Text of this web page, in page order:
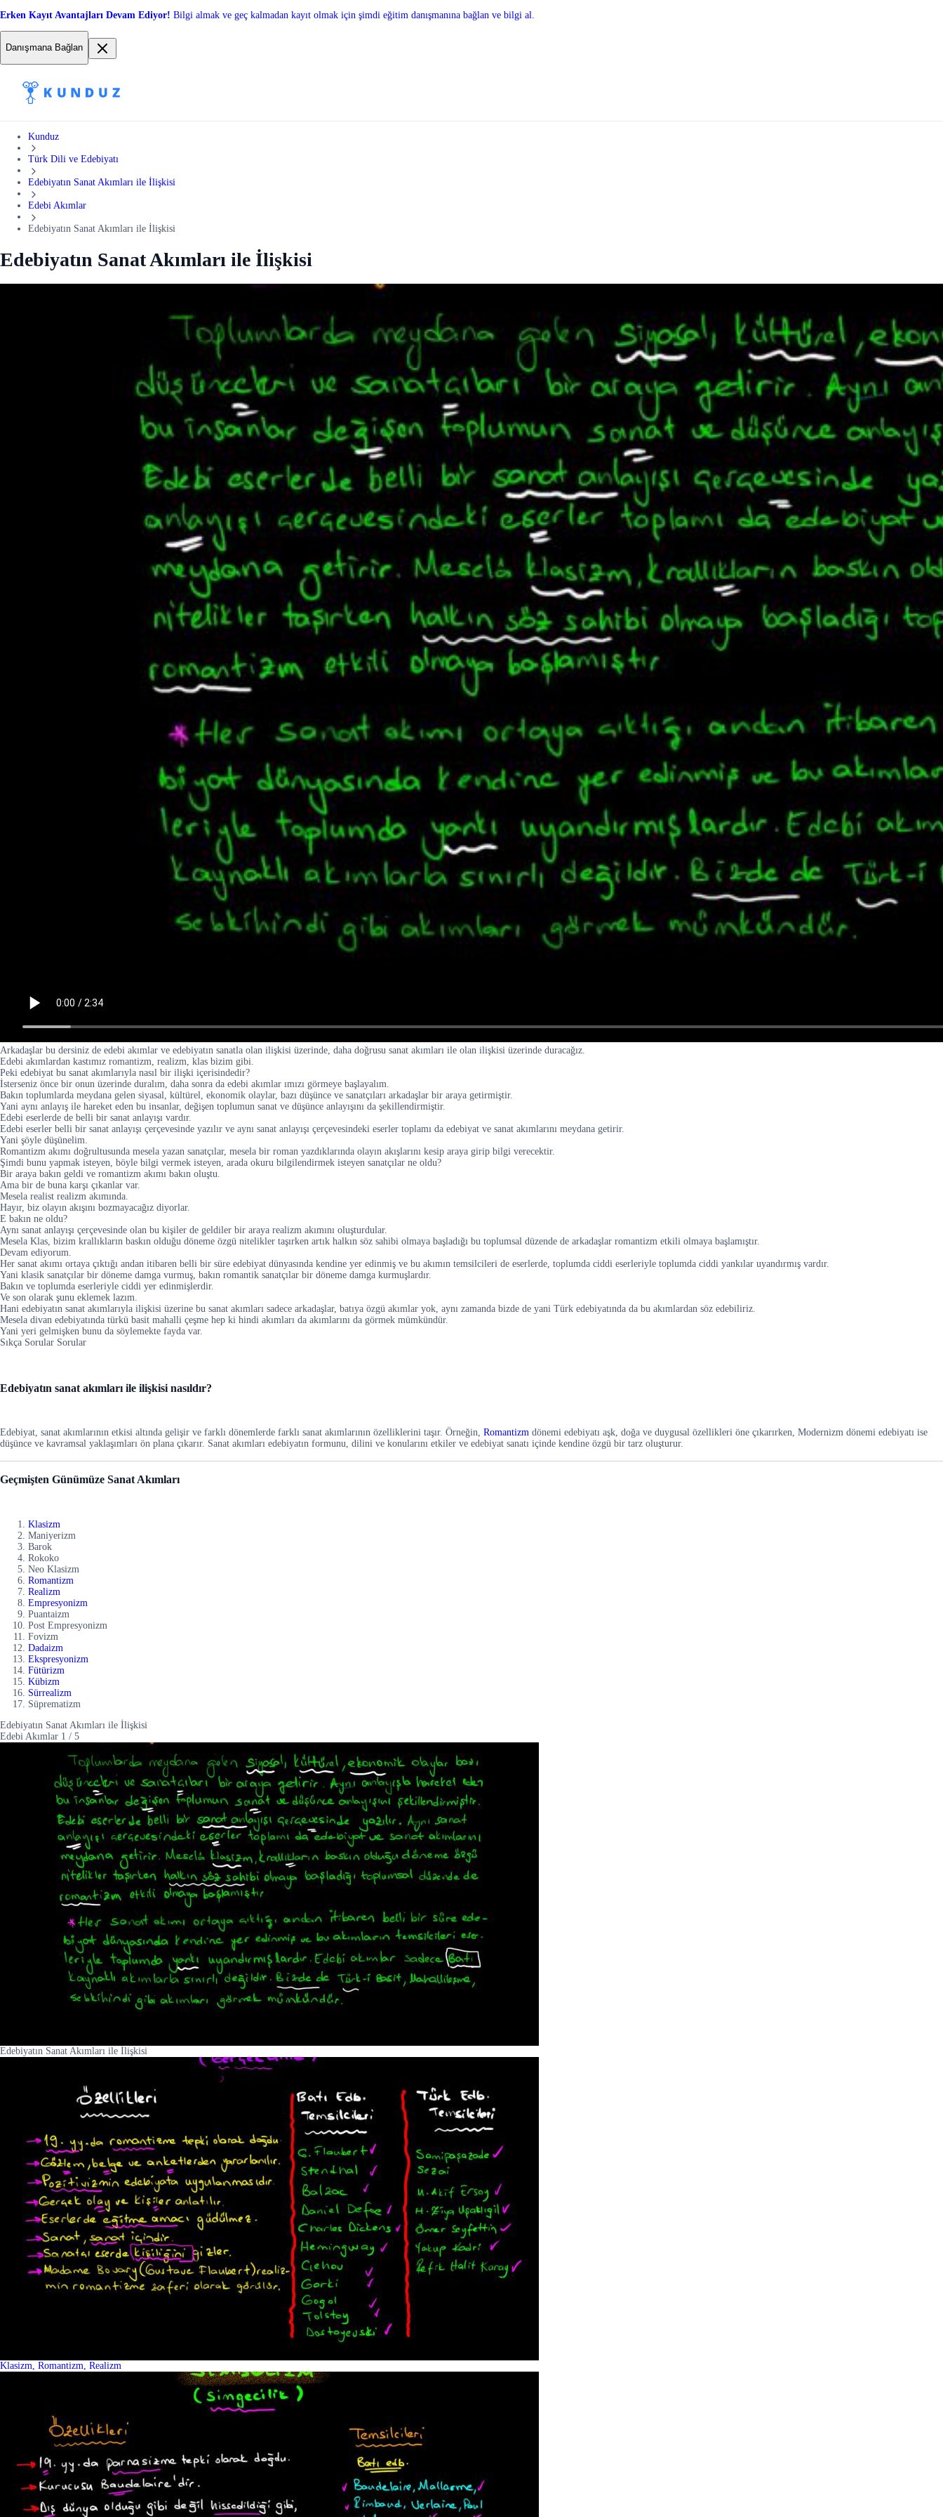
Erken Kayıt Avantajları Devam Ediyor! Bilgi almak ve geç kalmadan kayıt olmak için şimdi eğitim danışmanına bağlan ve bilgi al.
Danışmana Bağlan
Kunduz
Türk Dili ve Edebiyatı
Edebiyatın Sanat Akımları ile İlişkisi
Edebi Akımlar
Edebiyatın Sanat Akımları ile İlişkisi
Edebiyatın Sanat Akımları ile İlişkisi
Arkadaşlar bu dersiniz de edebi akımlar ve edebiyatın sanatla olan ilişkisi üzerinde, daha doğrusu sanat akımları ile olan ilişkisi üzerinde duracağız.
Edebi akımlardan kastımız romantizm, realizm, klas bizim gibi.
Peki edebiyat bu sanat akımlarıyla nasıl bir ilişki içerisindedir?
İsterseniz önce bir onun üzerinde duralım, daha sonra da edebi akımlar ımızı görmeye başlayalım.
Bakın toplumlarda meydana gelen siyasal, kültürel, ekonomik olaylar, bazı düşünce ve sanatçıları arkadaşlar bir araya getirmiştir.
Yani aynı anlayış ile hareket eden bu insanlar, değişen toplumun sanat ve düşünce anlayışını da şekillendirmiştir.
Edebi eserlerde de belli bir sanat anlayışı vardır.
Edebi eserler belli bir sanat anlayışı çerçevesinde yazılır ve aynı sanat anlayışı çerçevesindeki eserler toplamı da edebiyat ve sanat akımlarını meydana getirir.
Yani şöyle düşünelim.
Romantizm akımı doğrultusunda mesela yazan sanatçılar, mesela bir roman yazdıklarında olayın akışlarını kesip araya girip bilgi verecektir.
Şimdi bunu yapmak isteyen, böyle bilgi vermek isteyen, arada okuru bilgilendirmek isteyen sanatçılar ne oldu?
Bir araya bakın geldi ve romantizm akımı bakın oluştu.
Ama bir de buna karşı çıkanlar var.
Mesela realist realizm akımında.
Hayır, biz olayın akışını bozmayacağız diyorlar.
E bakın ne oldu?
Aynı sanat anlayışı çerçevesinde olan bu kişiler de geldiler bir araya realizm akımını oluşturdular.
Mesela Klas, bizim krallıkların baskın olduğu döneme özgü nitelikler taşırken artık halkın söz sahibi olmaya başladığı bu toplumsal düzende de arkadaşlar romantizm etkili olmaya başlamıştır.
Devam ediyorum.
Her sanat akımı ortaya çıktığı andan itibaren belli bir süre edebiyat dünyasında kendine yer edinmiş ve bu akımın temsilcileri de eserlerde, toplumda ciddi eserleriyle toplumda ciddi yankılar uyandırmış vardır.
Yani klasik sanatçılar bir döneme damga vurmuş, bakın romantik sanatçılar bir döneme damga kurmuşlardır.
Bakın ve toplumda eserleriyle ciddi yer edinmişlerdir.
Ve son olarak şunu eklemek lazım.
Hani edebiyatın sanat akımlarıyla ilişkisi üzerine bu sanat akımları sadece arkadaşlar, batıya özgü akımlar yok, aynı zamanda bizde de yani Türk edebiyatında da bu akımlardan söz edebiliriz.
Mesela divan edebiyatında türkü basit mahalli çeşme hep ki hindi akımları da akımlarını da görmek mümkündür.
Yani yeri gelmişken bunu da söylemekte fayda var.
Sıkça Sorular Sorular
Edebiyatın sanat akımları ile ilişkisi nasıldır?
Edebiyat, sanat akımlarının etkisi altında gelişir ve farklı dönemlerde farklı sanat akımlarının özelliklerini taşır. Örneğin, Romantizm dönemi edebiyatı aşk, doğa ve duygusal özellikleri öne çıkarırken, Modernizm dönemi edebiyatı ise
düşünce ve kavramsal yaklaşımları ön plana çıkarır. Sanat akımları edebiyatın formunu, dilini ve konularını etkiler ve edebiyat sanatı içinde kendine özgü bir tarz oluşturur.
Geçmişten Günümüze Sanat Akımları
Klasizm
Maniyerizm
Barok
Rokoko
Neo Klasizm
Romantizm
Realizm
Empresyonizm
Puantaizm
Post Empresyonizm
Fovizm
Dadaizm
Ekspresyonizm
Fütürizm
Kübizm
Sürrealizm
Süprematizm
Edebiyatın Sanat Akımları ile İlişkisi
Edebi Akımlar 1 / 5
Edebiyatın Sanat Akımları ile İlişkisi
Klasizm, Romantizm, Realizm